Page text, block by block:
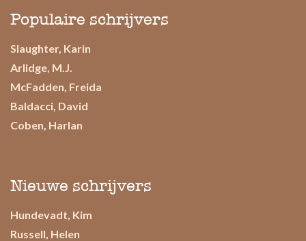
Populaire schrijvers
Slaughter, Karin
Arlidge, M.J.
McFadden, Freida
Baldacci, David
Coben, Harlan
Nieuwe schrijvers
Hundevadt, Kim
Russell, Helen